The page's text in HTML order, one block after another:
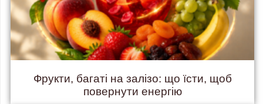
Фрукти, багаті на залізо: що їсти, щоб
повернути енергію